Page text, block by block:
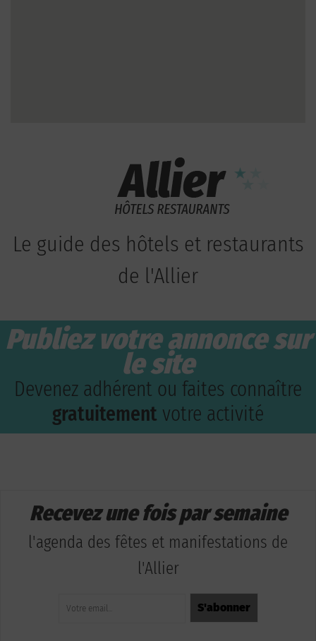
Le guide des hôtels et restaurants
de l'Allier
Publiez votre annonce sur
le site
Devenez adhérent ou faites connaître
gratuitement votre activité
Recevez une fois par semaine
l'agenda des fêtes et manifestations de
l'Allier